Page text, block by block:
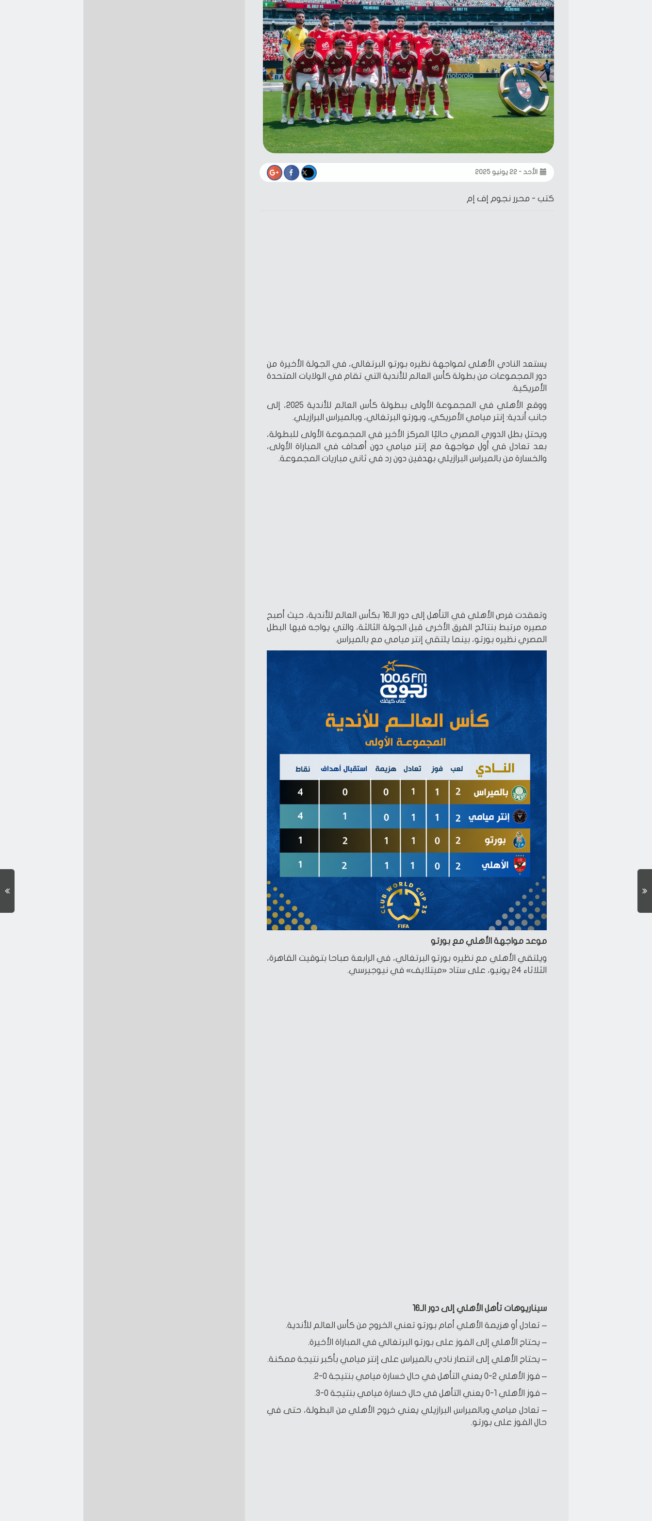
الأحد - ٢٢ يونيو ٢٠٢٥
كتب - محرر نجوم إف إم
يستعد النادي الأهلي لمواجهة نظيره بورتو البرتغالي، في الجولة الأخيرة من
دور المجموعات من بطولة كأس العالم للأندية التي تقام في الولايات المتحدة
الأمريكية.
ووقع الأهلي في المجموعة الأولى ببطولة كأس العالم للأندية 2025، إلى
جانب أندية: إنتر ميامي الأمريكي، وبورتو البرتغالي، وبالميراس البرازيلي.
ويحتل بطل الدوري المصري حاليًا المركز الأخير في المجموعة الأولى للبطولة،
بعد تعادل في أول مواجهة مع إنتر ميامي دون أهداف في المباراة الأولى،
والخسارة من بالميراس البرازيلي بهدفين دون رد في ثاني مباريات المجموعة.
وتعقدت فرص الأهلي في التأهل إلى دور الـ16 بكأس العالم للأندية، حيث أصبح
مصيره مرتبط بنتائج الفرق الأخرى قبل الجولة الثالثة، والتي يواجه فيها البطل
المصري نظيره بورتو، بينما يلتقي إنتر ميامي مع بالميراس.
موعد مواجهة الأهلي مع بورتو
ويلتقي الأهلي مع نظيره بورتو البرتغالي، في الرابعة صباحا بتوقيت القاهرة،
الثلاثاء 24 يونيو، على ستاد «ميتلايف» في نيوجيرسي.
سيناريوهات تأهل الأهلي إلى دور الـ16
– تعادل أو هزيمة الأهلي أمام بورتو تعني الخروج من كأس العالم للأندية.
– يحتاج الأهلي إلى الفوز على بورتو البرتغالي في المباراة الأخيرة.
– يحتاج الأهلي إلى انتصار نادي بالميراس على إنتر ميامي بأكبر نتيجة ممكنة.
– فوز الأهلي 2-0 يعني التأهل في حال خسارة ميامي بنتيجة 0-2.
– فوز الأهلي 1-0 يعني التأهل في حال خسارة ميامي بنتيجة 0-3.
– تعادل ميامي وبالميراس البرازيلي يعني خروج الأهلي من البطولة، حتى في
حال الفوز على بورتو.